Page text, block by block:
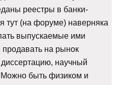
реестры в банки-
тут (на форуме) наверняка
выпускаемые ими
продавать на рынок
научный
быть физиком и